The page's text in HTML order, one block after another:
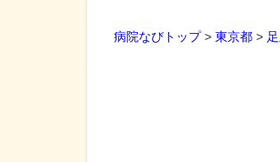
病院なびトップ> 東京都 >